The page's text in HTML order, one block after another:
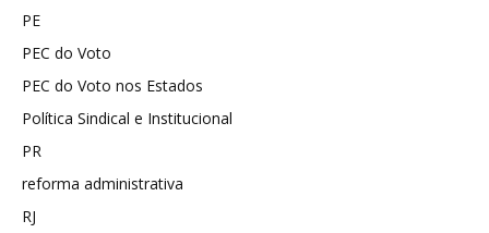
PE
PEC do Voto
PEC do Voto nos Estados
Política Sindical e Institucional
PR
reforma administrativa
RJ